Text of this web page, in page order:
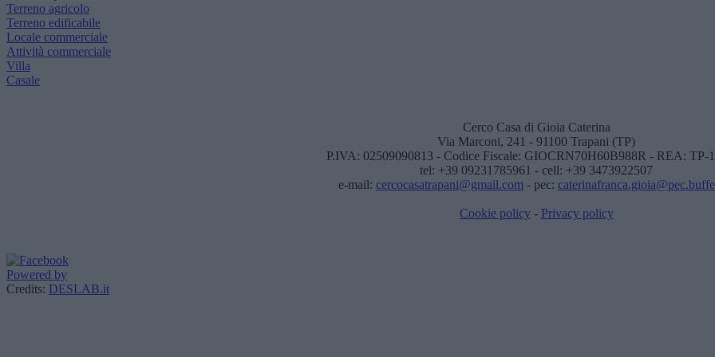
Terreno agricolo
Terreno edificabile
Locale commerciale
Attività commerciale
Villa
Casale
Cerco Casa di Gioia Caterina
Via Marconi, 241 - 91100 Trapani (TP)
P.IVA: 02509090813 - Codice Fiscale: GIOCRN70H60B988R - REA: TP-
tel: +39 09231785961 - cell: +39 3473922507
e-mail: cercocasatrapani@gmail.com - pec:
Cookie policy- Privacy policy
Powered by
Credits: DESLAB.it